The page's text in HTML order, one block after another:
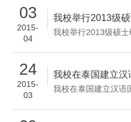
03
2015-
04
我校举行2013级
我校举行2013级硕士
24
2015-
03